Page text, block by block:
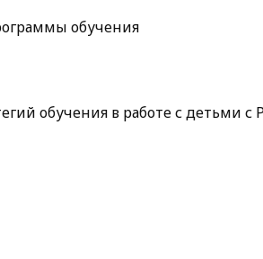
обучения
обучения в работе с детьми